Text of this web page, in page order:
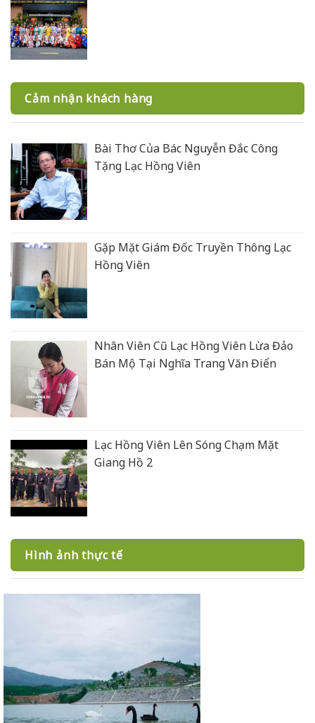
Cảm nhận khách hàng
Bài Thơ Của Bác Nguyễn Đắc Công
Tặng Lạc Hồng Viên
Gặp Mặt Giám Đốc Truyền Thông Lạc
Hồng Viên
Nhân Viên Cũ Lạc Hồng Viên Lừa Đảo
Bán Mộ Tại Nghĩa Trang Văn Điển
Lạc Hồng Viên Lên Sóng Chạm Mặt
Giang Hồ 2
Hình ảnh thực tế